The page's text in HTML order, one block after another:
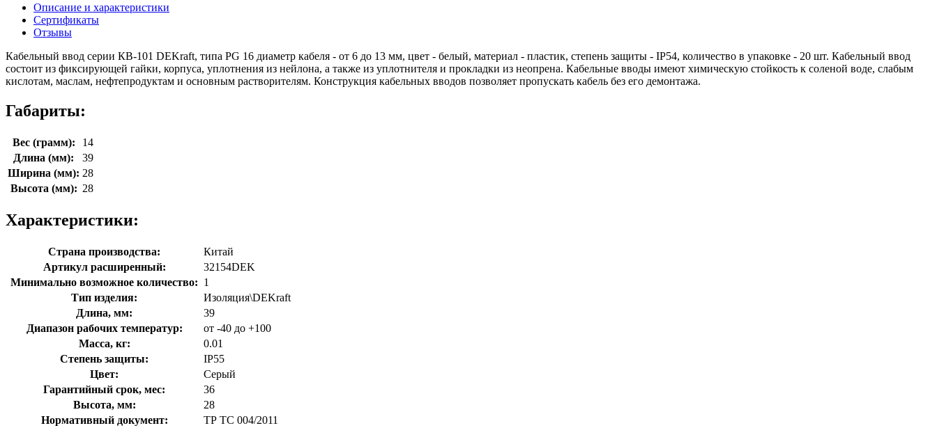
Описание и характеристики
Сертификаты
Отзывы
Кабельный ввод серии КВ-101 DEKraft, типа PG 16 диаметр кабеля - от 6 до 13 мм, цвет - белый, материал - пластик, степень защиты - IP54, количество в упаковке - 20 шт. Кабельный ввод
состоит из фиксирующей гайки, корпуса, уплотнения из нейлона, а также из уплотнителя и прокладки из неопрена. Кабельные вводы имеют химическую стойкость к соленой воде, слабым
кислотам, маслам, нефтепродуктам и основным растворителям. Конструкция кабельных вводов позволяет пропускать кабель без его демонтажа.
Габариты:
Вес (грамм):
14
Длина (мм):
39
Ширина (мм): 28
Высота (мм): 28
Характеристики:
Страна производства:
Китай
Артикул расширенный:
32154DEK
Минимально возможное количество: 1
Тип изделия:
Изоляция\DEKraft
Длина, мм:
39
Диапазон рабочих температур:
от -40 до +100
Масса, кг:
0.01
Степень защиты:
IP55
Цвет:
Серый
Гарантийный срок, мес:
36
Высота, мм:
28
Нормативный документ:
ТР ТС 004/2011